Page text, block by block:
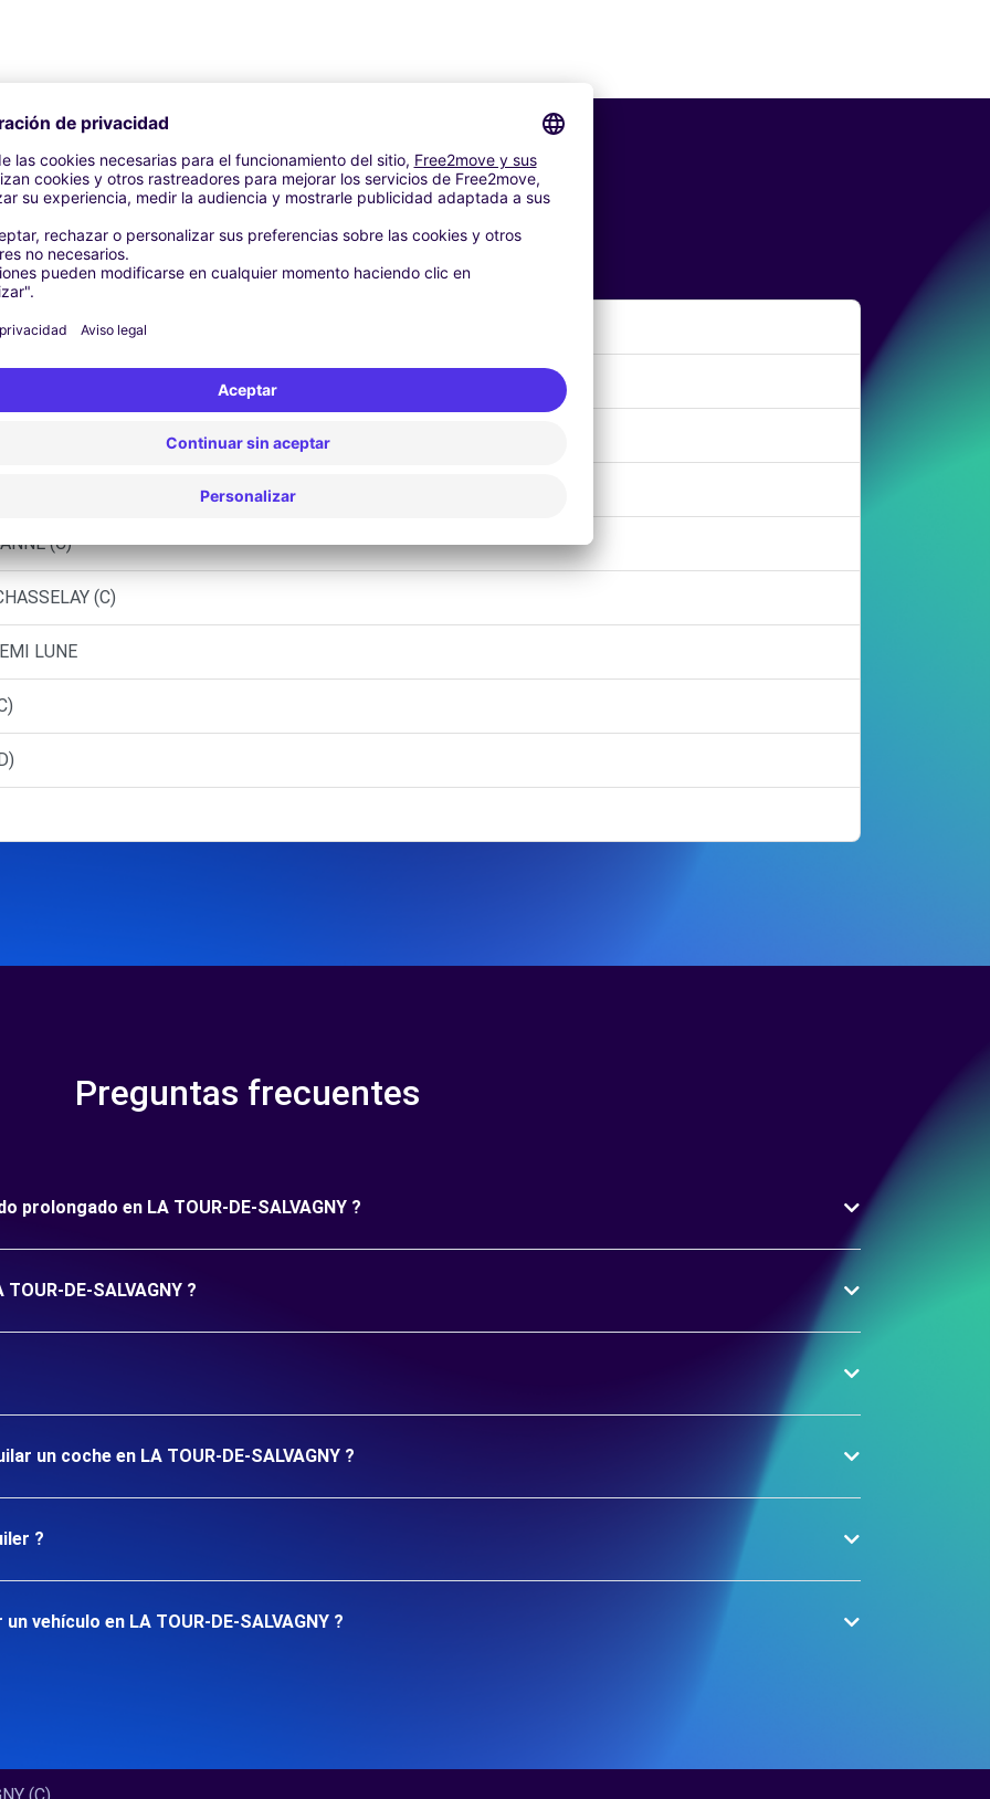
Agencias similares
(P)
- TASSIN LA DEMI LUNE (P)
LES-BAINS (C)
(C)
(C)
LUNE
Preguntas frecuentes
prolongado en LA TOUR-DE-SALVAGNY ?
DE-SALVAGNY ?
un coche en LA TOUR-DE-SALVAGNY ?
?
vehículo en LA TOUR-DE-SALVAGNY ?